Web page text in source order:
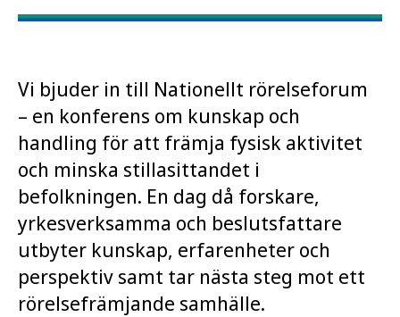
Vi bjuder in till Nationellt rörelseforum
– en konferens om kunskap och
handling för att främja fysisk aktivitet
och minska stillasittandet i
befolkningen. En dag då forskare,
yrkesverksamma och beslutsfattare
utbyter kunskap, erfarenheter och
perspektiv samt tar nästa steg mot ett
rörelsefrämjande samhälle.